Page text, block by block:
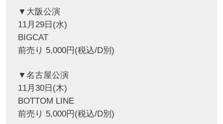
▼大阪公演
11月29日(水)
BIGCAT
前売り 5,000円(税込/D別)
▼名古屋公演
11月30日(木)
BOTTOM LINE
前売り 5,000円(税込/D別)